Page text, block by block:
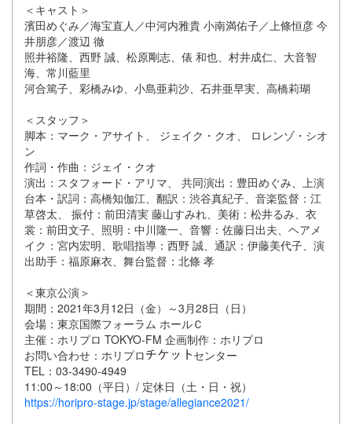
＜キャスト＞
濱田めぐみ／海宝直人／中河内雅貴 小南満佑子／上條恒彦 今
井朋彦／渡辺 徹
照井裕隆、西野 誠、松原剛志、俵 和也、村井成仁、大音智
海、常川藍里
河合篤子、彩橋みゆ、小島亜莉沙、石井亜早実、高橋莉瑚
＜スタッフ＞
脚本：マーク・アサイト、 ジェイク・クオ、 ロレンゾ・シオ
ン
作詞・作曲：ジェイ・クオ
演出：スタフォード・アリマ、 共同演出：豊田めぐみ、上演
台本・訳詞：高橋知伽江、翻訳：渋谷真紀子、音楽監督：江
草啓太、 振付：前田清実 藤山すみれ、美術：松井るみ、衣
裳：前田文子、照明：中川隆一、音響：佐藤日出夫、ヘアメ
イク：宮内宏明、歌唱指導：西野 誠、通訳：伊藤美代子、演
出助手：福原麻衣、舞台監督：北條 孝
＜東京公演＞
期間：2021年3月12日（金）～3月28日（日）
会場：東京国際フォーラム ホールＣ
主催：ホリプロ TOKYO-FM 企画制作：ホリプロ
お問い合わせ：ホリプロ
センター
TEL：03-3490-4949
11:00～18:00（平日）/ 定休日（土・日・祝）
https://horipro-stage.jp/stage/allegiance2021/